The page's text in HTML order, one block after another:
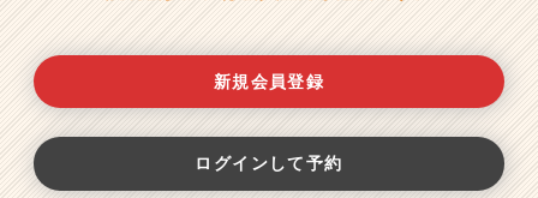
新規会員登録
ログインして予約